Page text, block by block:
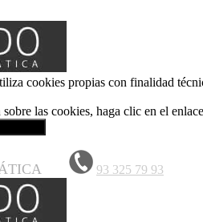
cookies propias con finalidad
las cookies, haga clic en el
93 325 79 93